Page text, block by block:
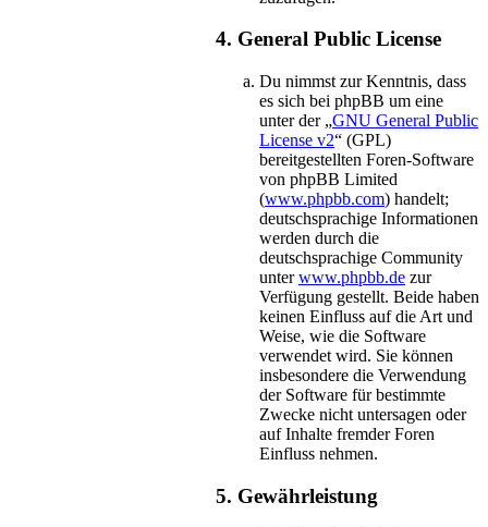
4. General Public License
Du nimmst zur Kenntnis, dass
es sich bei phpBB um eine
unter der „GNU General Public
License v2“ (GPL)
bereitgestellten Foren-Software
von phpBB Limited
(www.phpbb.com) handelt;
deutschsprachige Informationen
werden durch die
deutschsprachige Community
unterwww.phpbb.de zur
Verfügung gestellt. Beide haben
keinen Einfluss auf die Art und
Weise, wie die Software
verwendet wird. Sie können
insbesondere die Verwendung
der Software für bestimmte
Zwecke nicht untersagen oder
auf Inhalte fremder Foren
Einfluss nehmen.
5. Gewährleistung